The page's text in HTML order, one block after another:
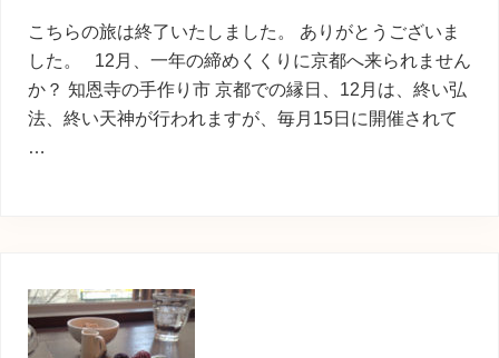
添
う
癒
こちらの旅は終了いたしました。 ありがとうございま
した。 12月、一年の締めくくりに京都へ来られません
か？ 知恩寺の手作り市 京都での縁日、12月は、終い弘
法、終い天神が行われますが、毎月15日に開催されて
…